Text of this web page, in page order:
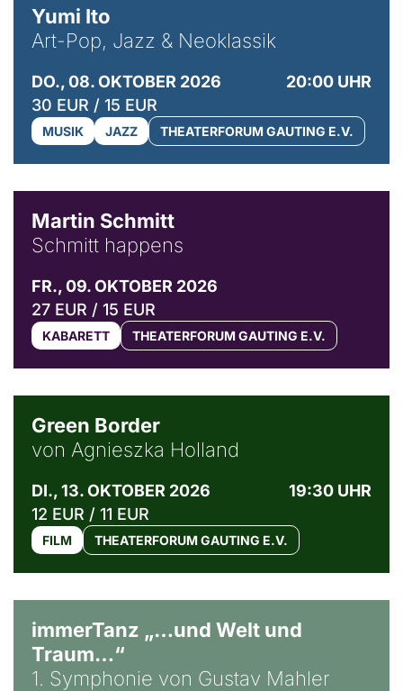
Yumi Ito
Art-Pop, Jazz & Neoklassik
DO., 08. OKTOBER 2026
20:00 UHR
30 EUR / 15 EUR
MUSIK JAZZ THEATERFORUM GAUTING E.V.
Martin Schmitt
Schmitt happens
FR., 09. OKTOBER 2026
27 EUR / 15 EUR
KABARETT THEATERFORUM GAUTING E.V.
Green Border
von Agnieszka Holland
DI., 13. OKTOBER 2026
19:30 UHR
12 EUR / 11 EUR
FILM THEATERFORUM GAUTING E.V.
immerTanz „…und Welt und
Traum…“
1. Symphonie von Gustav Mahler